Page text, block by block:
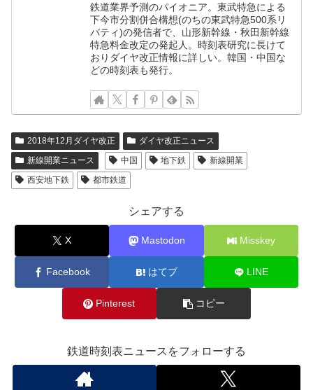
鉄道業界予測のパイオニア。東武特急による
下今市分割併合構想(のちの東武特急500系リ
バティ)の発信者で、山形新幹線・秋田新幹線
特急料金改定の発起人。時刻表研究に長けて
おりダイヤ改正情報に詳しい。韓国・中国な
どの時刻表も発行。
2018年12月ダイヤ改正
ダイヤ改正ニュース
新線開業ニュース
中国 地下鉄
新線開業
西安地下鉄
都市鉄道
シェアする
X Mastodon Misskey
Facebook はてブ LINE
Pinterest コピー
鉄道時刻表ニュースをフォローする